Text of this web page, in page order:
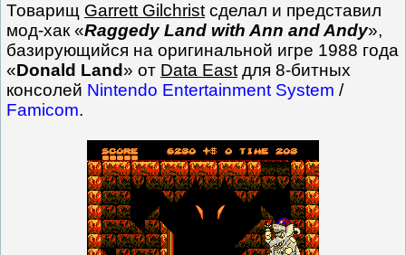
Товарищ Garrett Gilchristсделал и представил
мод-хак «Raggedy Land with Ann and Andy»,
базирующийся на оригинальной игре 1988 года
«Donald Land» от Data Eastдля 8-битных
консолей Nintendo Entertainment System /
Famicom.